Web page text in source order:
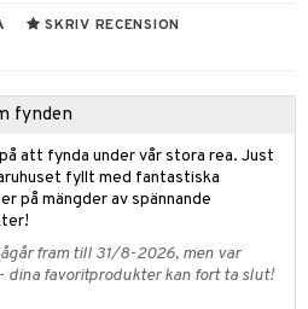
SKRIV RECENSION
fynden
att fynda under vår stora rea. Just
fyllt med fantastiska
på mängder av spännande
fram till 31/8-2026, men var
dina favoritprodukter kan fort ta slut!